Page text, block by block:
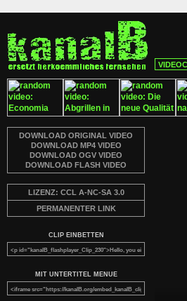
DOWNLOAD ORIGINAL VIDEO
DOWNLOAD MP4 VIDEO
DOWNLOAD OGV VIDEO
DOWNLOAD FLASH VIDEO
LIZENZ: CCL A-NC-SA 3.0
PERMANENTER LINK
CLIP EINBETTEN
MIT UNTERTITEL MENUE